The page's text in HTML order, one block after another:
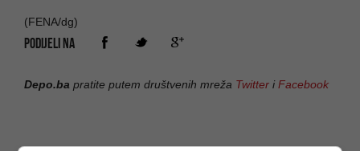
(FENA/dg)
PODIJELI NA
Depo.ba pratite putem društvenih mreža Twitter iFacebook